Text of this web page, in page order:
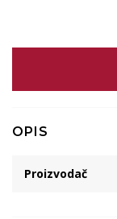
OPIS
Proizvodač